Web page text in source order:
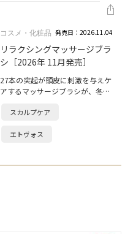
コスメ・化粧品 発売日：2026.11.04
リラクシングマッサージブラ
シ［2026年 11月発売］
27本の突起が頭皮に刺激を与えケ
アするマッサージブラシが、冬の
たホリデー限定色「ミスティパス
よって…
スカルプケア
エトヴォス